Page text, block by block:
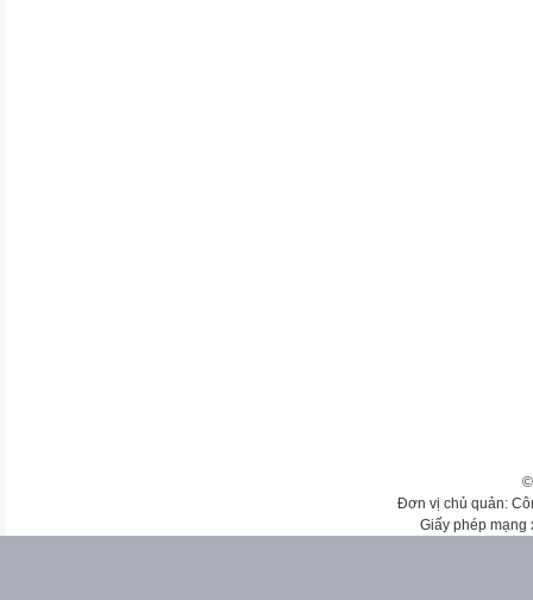
Đơn vị chủ quản:
Giấy phép mạng